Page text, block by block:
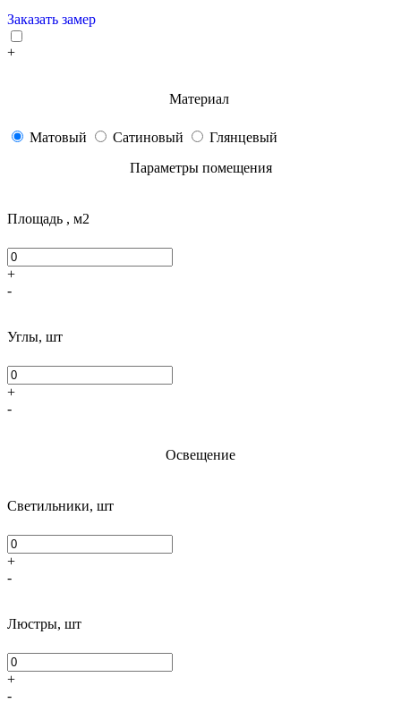
Заказать замер
+
Материал
Матовый Сатиновый
Глянцевый
Параметры помещения
Площадь , м2
+
-
Углы, шт
+
-
Освещение
Светильники, шт
+
-
Люстры, шт
+
-